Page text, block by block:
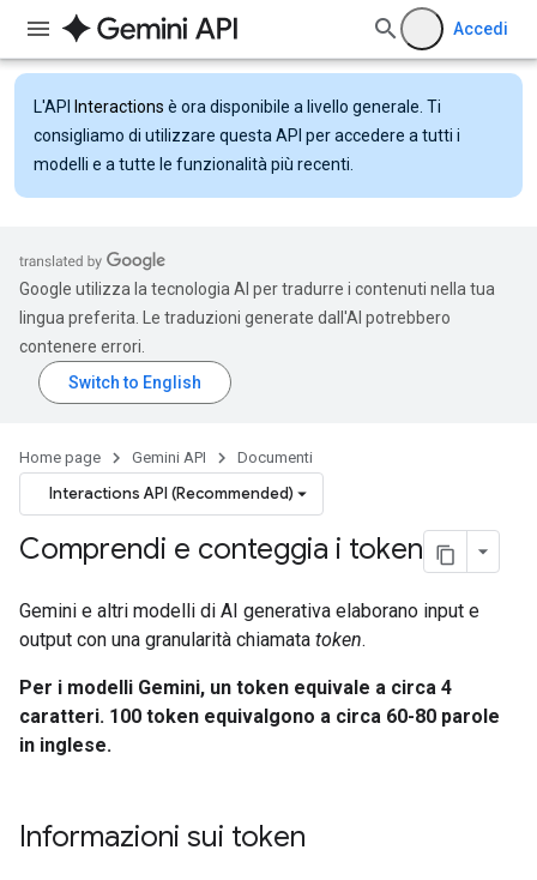
Accedi
L'API Interactions è ora disponibile a livello generale. Ti
consigliamo di utilizzare questa API per accedere a tutti i
modelli e a tutte le funzionalità più recenti.
Google utilizza la tecnologia AI per tradurre i contenuti nella tua
lingua preferita. Le traduzioni generate dall'AI potrebbero
contenere errori.
Home page Gemini API Documenti
Interactions API (Recommended)
Comprendi e conteggia i token
Gemini e altri modelli di AI generativa elaborano input e
output con una granularità chiamata token.
Per i modelli Gemini, un token equivale a circa 4
caratteri. 100 token equivalgono a circa 60-80 parole
in inglese.
Informazioni sui token